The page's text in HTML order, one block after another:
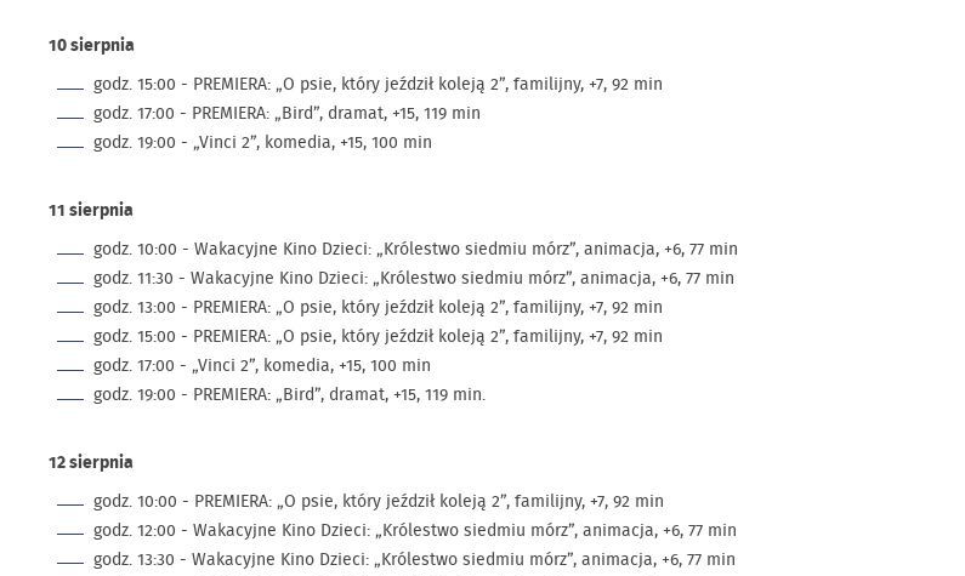
10 sierpnia
godz. 15:00 - PREMIERA: „O psie, który jeździł koleją 2”, familijny, +7, 92 min
godz. 17:00 - PREMIERA: „Bird”, dramat, +15, 119 min
godz. 19:00 - „Vinci 2”, komedia, +15, 100 min
11 sierpnia
godz. 10:00 - Wakacyjne Kino Dzieci: „Królestwo siedmiu mórz”, animacja, +6, 77 min
godz. 11:30 - Wakacyjne Kino Dzieci: „Królestwo siedmiu mórz”, animacja, +6, 77 min
godz. 13:00 - PREMIERA: „O psie, który jeździł koleją 2”, familijny, +7, 92 min
godz. 15:00 - PREMIERA: „O psie, który jeździł koleją 2”, familijny, +7, 92 min
godz. 17:00 - „Vinci 2”, komedia, +15, 100 min
godz. 19:00 - PREMIERA: „Bird”, dramat, +15, 119 min.
12 sierpnia
godz. 10:00 - PREMIERA: „O psie, który jeździł koleją 2”, familijny, +7, 92 min
godz. 12:00 - Wakacyjne Kino Dzieci: „Królestwo siedmiu mórz”, animacja, +6, 77 min
godz. 13:30 - Wakacyjne Kino Dzieci: „Królestwo siedmiu mórz”, animacja, +6, 77 min